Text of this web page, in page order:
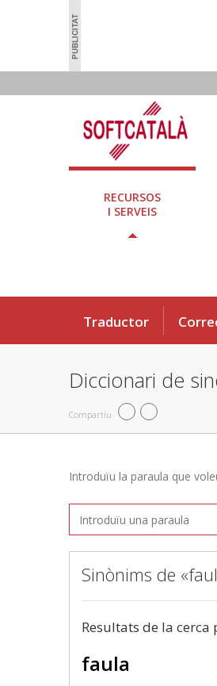
RECURSOS
I SERVEIS
Traductor
Diccionari de
Compartiu
Introduïu la paraula que
Sinònims de
Resultats de la cerca
faula